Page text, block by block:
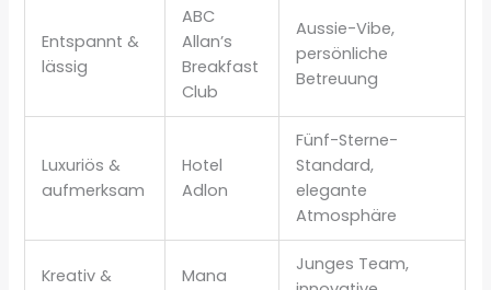
Entspannt &
lässig
ABC
Allan’s
Breakfast
Club
Aussie-Vibe,
persönliche
Betreuung
Luxuriös &
aufmerksam
Hotel
Adlon
Fünf-Sterne-
Standard,
elegante
Atmosphäre
Kreativ & Mana
Junges Team,